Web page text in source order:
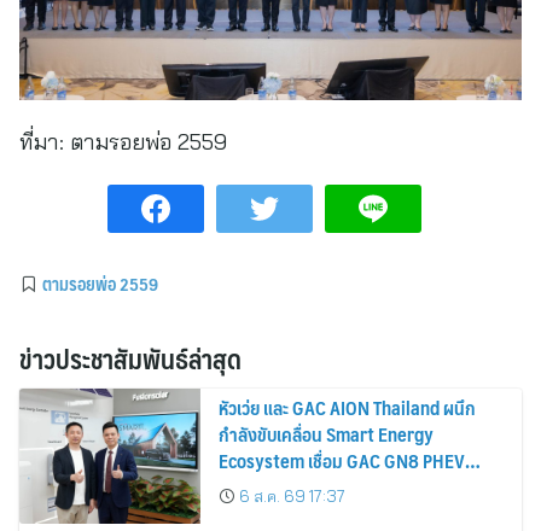
ที่มา: ตามรอยพ่อ 2559
ตามรอยพ่อ 2559
ข่าวประชาสัมพันธ์ล่าสุด
หัวเว่ย และ GAC AION Thailand ผนึก
กำลังขับเคลื่อน Smart Energy
Ecosystem เชื่อม GAC GN8 PHEV
รถยนต์ MPV ระดับพรีเมียม เข้ากับ
พลังงานแสงอาทิตย์ภายในบ้าน
6 ส.ค. 69 17:37